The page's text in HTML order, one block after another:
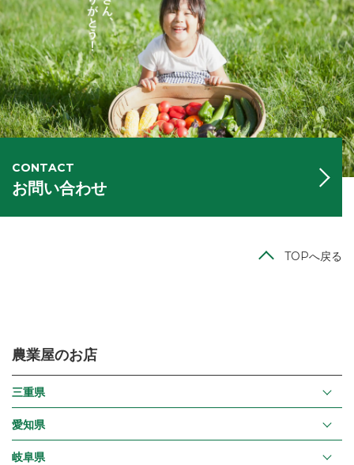
CONTACT
お問い合わせ
TOPへ戻る
農業屋のお店
三重県
愛知県
岐阜県